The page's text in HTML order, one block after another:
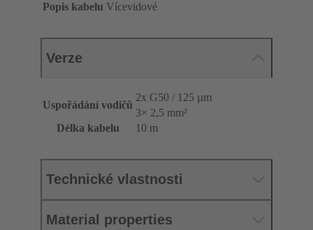
Popis kabelu Vícevidové
Verze
Uspořádání vodičů
2x G50 / 125 µm
3× 2,5 mm²
Délka kabelu
10 m
Technické vlastnosti
Material properties